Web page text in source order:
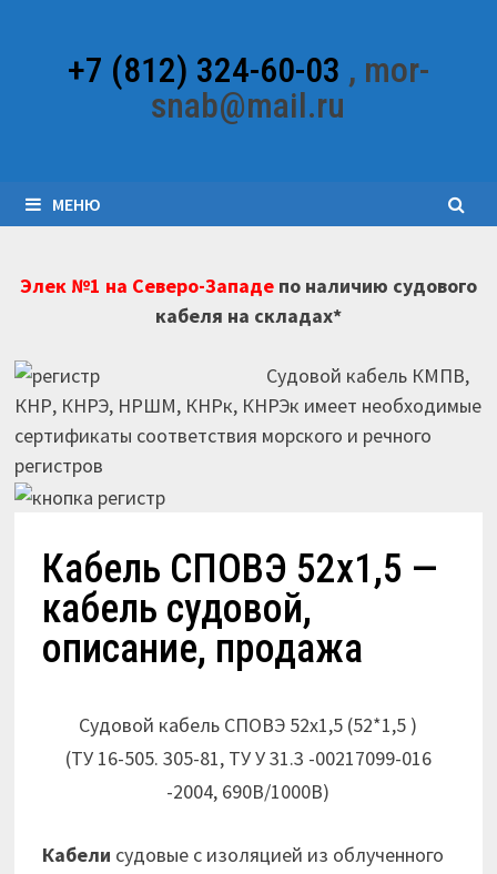
содержимому+7 (812) 324-60-03 , mor-
snab@mail.ru
МЕНЮ
Элек №1 на Северо-Западепо наличию судового
кабеля на складах*
Судовой кабель КМПВ,
КНР, КНРЭ, НРШМ, КНРк, КНРЭк имеет необходимые
сертификаты соответствия морского и речного
регистров
Кабель СПОВЭ 52х1,5 —
кабель судовой,
описание, продажа
Судовой кабель СПОВЭ 52х1,5 (52*1,5 )
(ТУ 16-505. 305-81, ТУ У 31.3 -00217099-016
-2004, 690В/1000В)
Кабели судовые с изоляцией из облученного